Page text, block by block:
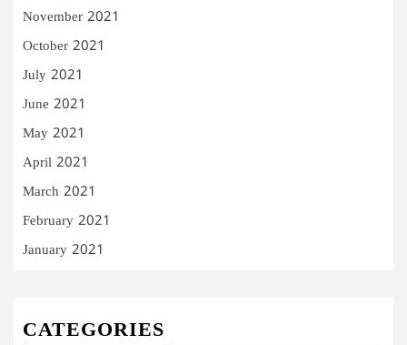
November 2021
October 2021
July 2021
June 2021
May 2021
April 2021
March 2021
February 2021
January 2021
CATEGORIES